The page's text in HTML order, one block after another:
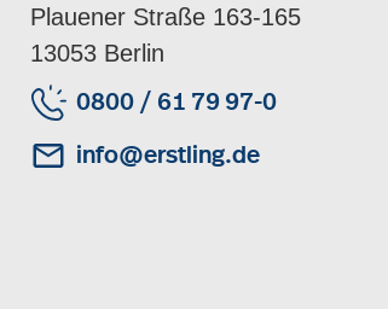
Plauener Straße 163-165
13053 Berlin
0800 / 61 79 97-0
info@erstling.de